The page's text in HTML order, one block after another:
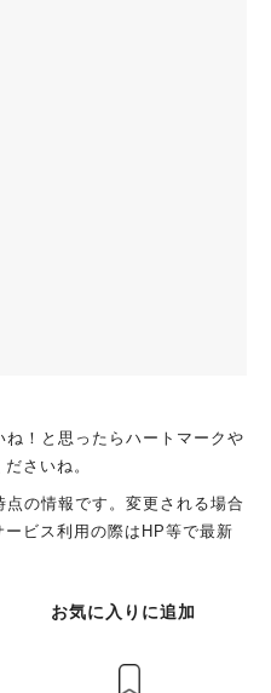
！と思ったらハートマークや
さいね。
の情報です。変更される場合
ビス利用の際はHP等で最新
お気に入りに追加